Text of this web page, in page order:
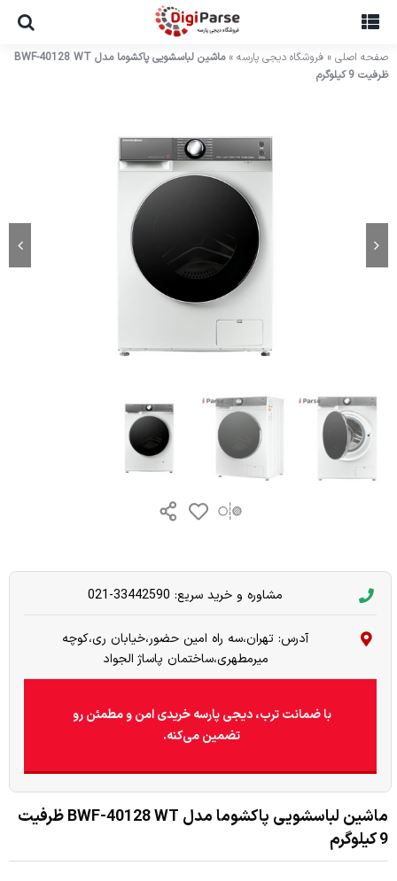
content
صفحه اصلی » فروشگاه دیجی پارسه »
ماشین لباسشویی پاکشوما مدل BWF-40128 WT
ظرفیت 9 کیلوگرم
مشاوره و خرید سریع: 33442590-021
آدرس: تهران،سه راه امین حضور،خیابان ری،کوچه
میرمطهری،ساختمان پاساژ الجواد
با ضمانت ترب، دیجی پارسه خریدی امن و مطمئن رو
تضمین می‌کنه.
ماشین لباسشویی پاکشوما مدل BWF-40128 WT ظرفیت
9 کیلوگرم